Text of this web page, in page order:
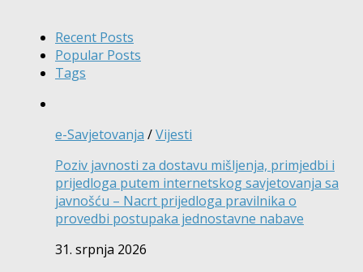
Recent Posts
Popular Posts
Tags
e-Savjetovanja /Vijesti
Poziv javnosti za dostavu mišljenja, primjedbi i
prijedloga putem internetskog savjetovanja sa
javnošću – Nacrt prijedloga pravilnika o
provedbi postupaka jednostavne nabave
31. srpnja 2026